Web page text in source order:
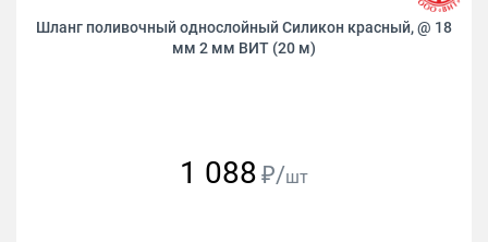
Шланг поливочный однослойный Силикон красный, @ 18
мм 2 мм ВИТ (20 м)
1 088 ₽/шт